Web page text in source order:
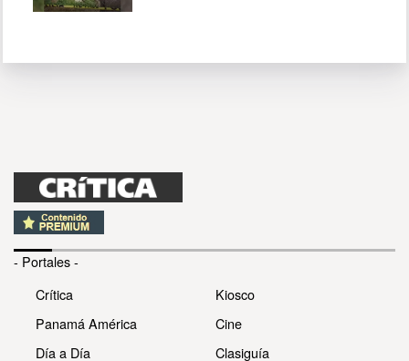
- Portales -
Crítica
Panamá América
Día a Día
Kiosco
Cine
Clasiguía